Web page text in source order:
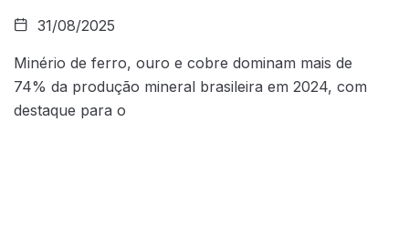
31/08/2025
Minério de ferro, ouro e cobre dominam mais de
74% da produção mineral brasileira em 2024, com
destaque para o